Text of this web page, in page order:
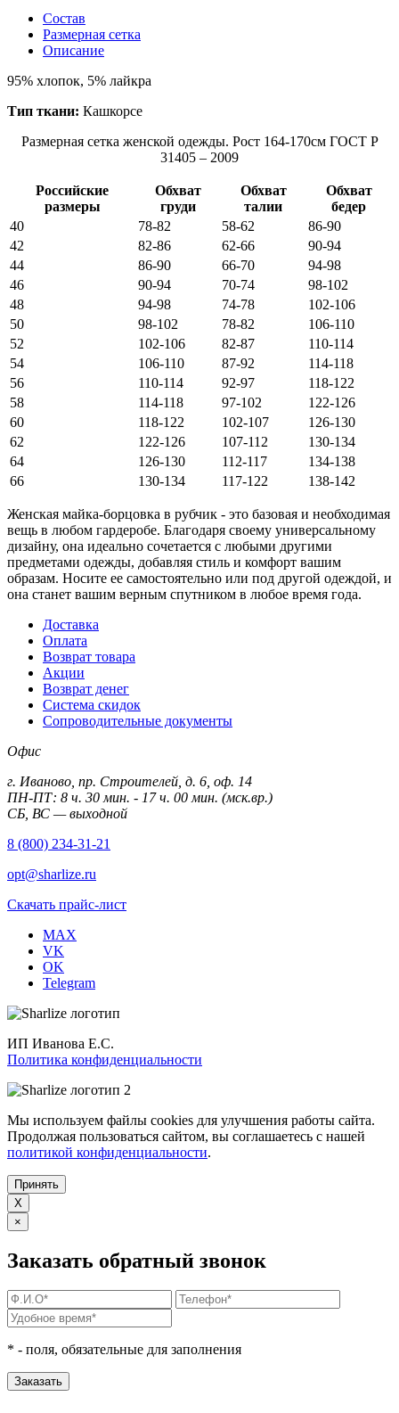
Состав
Размерная сетка
Описание
95% хлопок, 5% лайкра
Тип ткани: Кашкорсе
Размерная сетка женской одежды. Рост 164-170см ГОСТ Р
31405 – 2009
Российские
размеры
Обхват
груди
Обхват
талии
Обхват
бедер
40
78-82 58-62
86-90
42
82-86 62-66
90-94
44
86-90 66-70
94-98
46
90-94 70-74
98-102
48
94-98 74-78
102-106
50
98-102 78-82
106-110
52
102-106 82-87
110-114
54
106-110 87-92
114-118
56
110-114 92-97
118-122
58
114-118 97-102
122-126
60
118-122 102-107
126-130
62
122-126 107-112
130-134
64
126-130 112-117
134-138
66
130-134 117-122 138-142
Женская майка-борцовка в рубчик - это базовая и необходимая
вещь в любом гардеробе. Благодаря своему универсальному
дизайну, она идеально сочетается с любыми другими
предметами одежды, добавляя стиль и комфорт вашим
образам. Носите ее самостоятельно или под другой одеждой, и
она станет вашим верным спутником в любое время года.
Доставка
Оплата
Возврат товара
Акции
Возврат денег
Система скидок
Сопроводительные документы
Офис
г. Иваново, пр. Строителей, д. 6, оф. 14
ПН-ПТ: 8 ч. 30 мин. - 17 ч. 00 мин. (мск.вр.)
СБ, ВС — выходной
8 (800) 234-31-21
opt@sharlize.ru
Скачать прайс-лист
MAX
VK
OK
Telegram
ИП Иванова Е.С.
Политика конфиденциальности
Мы используем файлы cookies для улучшения работы сайта.
Продолжая пользоваться сайтом, вы соглашаетесь с нашей
политикой конфиденциальности.
Принять
X
×
Заказать обратный звонок
* - поля, обязательные для заполнения